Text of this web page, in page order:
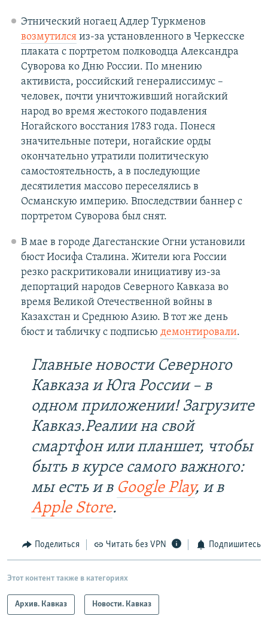
Этнический ногаец Адлер Туркменов
возмутилсяиз-за установленного в Черкесске
плаката с портретом полководца Александра
Суворова ко Дню России. По мнению
активиста, российский генералиссимус –
человек, почти уничтоживший ногайский
народ во время жестокого подавления
Ногайского восстания 1783 года. Понеся
значительные потери, ногайские орды
окончательно утратили политическую
самостоятельность, а в последующие
десятилетия массово переселялись в
Османскую империю. Впоследствии баннер с
портретом Суворова был снят.
В мае в городе Дагестанские Огни установили
бюст Иосифа Сталина. Жители юга России
резко раскритиковали инициативу из-за
депортаций народов Северного Кавказа во
время Великой Отечественной войны в
Казахстан и Среднюю Азию. В тот же день
бюст и табличку с подписью демонтировали.
Главные новости Северного
Кавказа и Юга России – в
одном приложении! Загрузите
Кавказ.Реалии на свой
смартфон или планшет, чтобы
быть в курсе самого важного:
мы есть и в Google Play, и в
Apple Store.
Поделиться Читать без VPN Подпишитесь
Этот контент также в категориях
Архив. Кавказ Новости. Кавказ